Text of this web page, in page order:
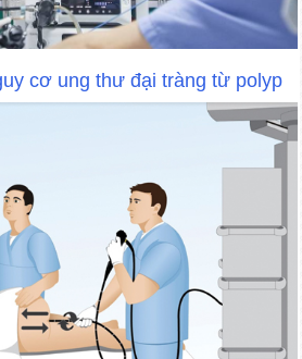
cơ ung thư đại tràng từ polyp